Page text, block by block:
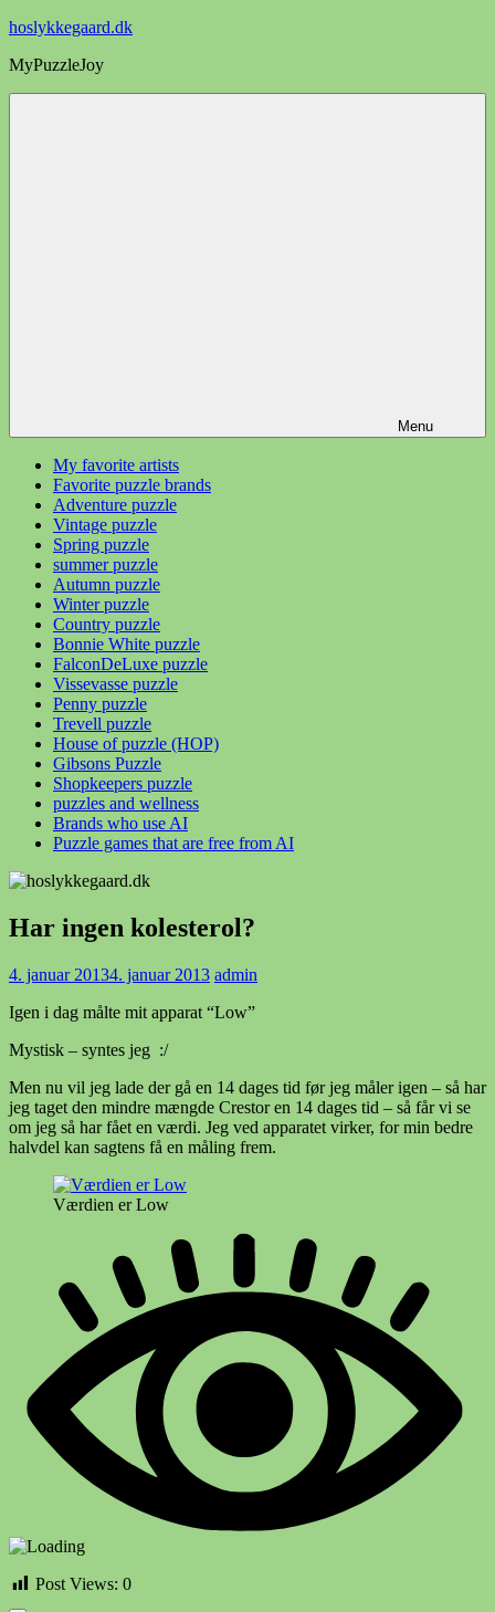
Videre
indhold
hoslykkegaard.dk
MyPuzzleJoy
Menu
My favorite artists
Favorite puzzle brands
Adventure puzzle
Vintage puzzle
Spring puzzle
summer puzzle
Autumn puzzle
Winter puzzle
Country puzzle
Bonnie White puzzle
FalconDeLuxe puzzle
Vissevasse puzzle
Penny puzzle
Trevell puzzle
House of puzzle (HOP)
Gibsons Puzzle
Shopkeepers puzzle
puzzles and wellness
Brands who use AI
Puzzle games that are free from AI
Har ingen kolesterol?
4. januar 20134. januar 2013 admin
Igen i dag målte mit apparat “Low”
Mystisk – syntes jeg :/
Men nu vil jeg lade der gå en 14 dages tid før jeg måler igen – så har
jeg taget den mindre mængde Crestor en 14 dages tid – så får vi se
om jeg så har fået en værdi. Jeg ved apparatet virker, for min bedre
halvdel kan sagtens få en måling frem.
Værdien er Low
Post Views: 0